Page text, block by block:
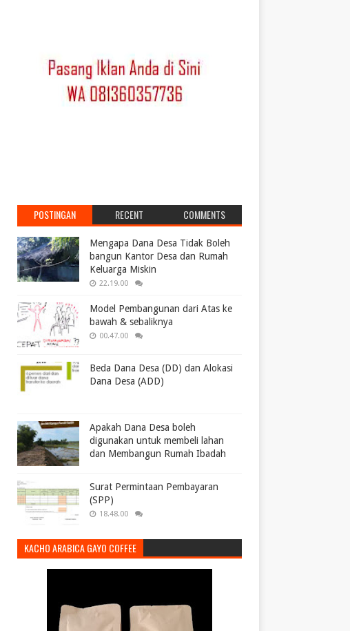
POSTINGAN
POPULER
RECENT COMMENTS
Mengapa Dana Desa Tidak Boleh
bangun Kantor Desa dan Rumah
Keluarga Miskin
22.19.00
Model Pembangunan dari Atas ke
bawah & sebaliknya
00.47.00
Beda Dana Desa (DD) dan Alokasi
Dana Desa (ADD)
Apakah Dana Desa boleh
digunakan untuk membeli lahan
dan Membangun Rumah Ibadah
Surat Permintaan Pembayaran
(SPP)
18.48.00
KACHO ARABICA GAYO COFFEE